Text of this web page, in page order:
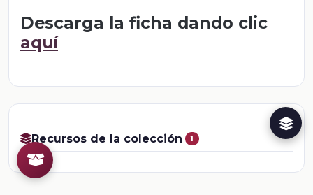
Descarga la ficha dando clic
aquí
Recursos de la colección 1